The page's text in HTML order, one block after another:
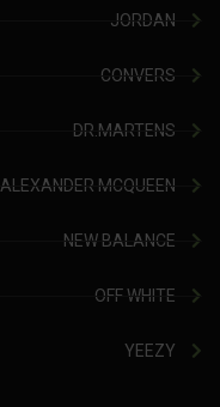
JORDAN
CONVERS
DR.MARTENS
ALEXANDER MCQUEEN
NEW BALANCE
OFF WHITE
YEEZY